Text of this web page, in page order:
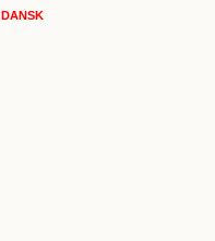
DANSK